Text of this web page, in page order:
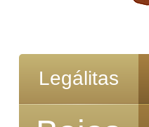
Legálitas